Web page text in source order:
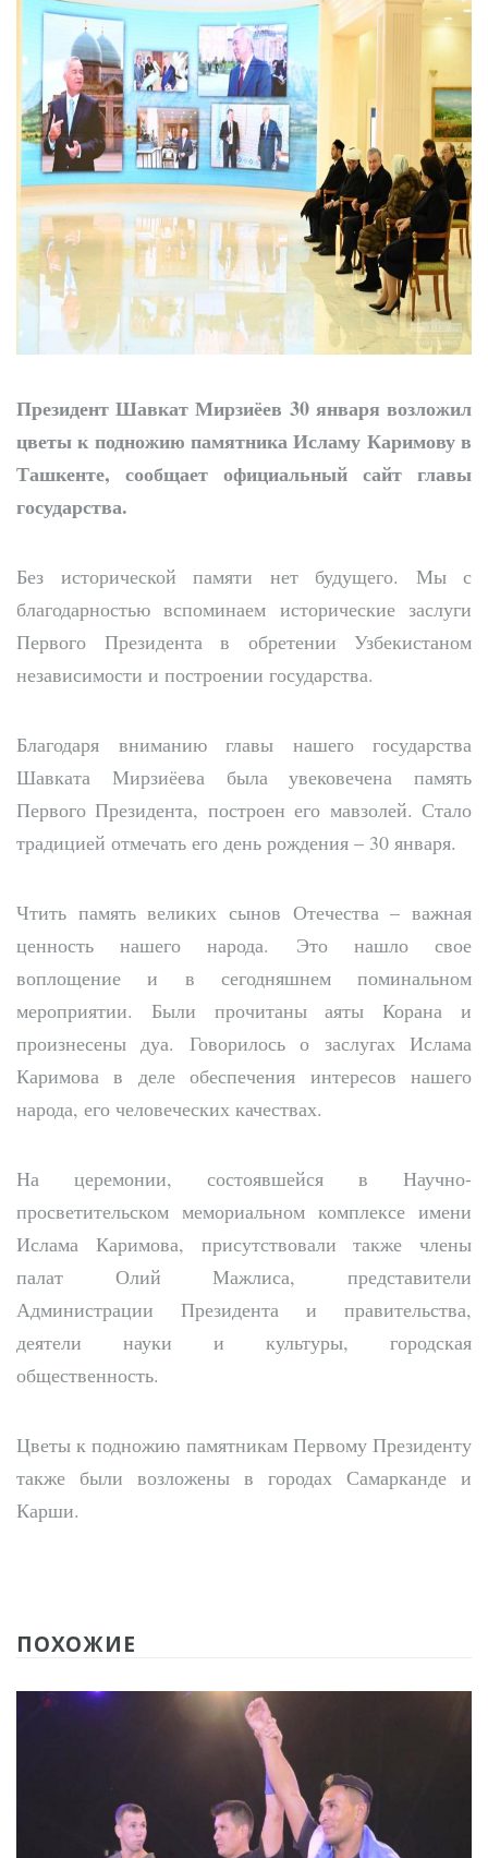
городок
Президент Шавкат Мирзиёев 30 января возложил
цветы к подножию памятника Исламу Каримову в
Ташкенте, сообщает официальный сайт главы
государства.
Без исторической памяти нет будущего. Мы с
благодарностью вспоминаем исторические заслуги
Первого Президента в обретении Узбекистаном
независимости и построении государства.
Благодаря вниманию главы нашего государства
Шавката Мирзиёева была увековечена память
Первого Президента, построен его мавзолей. Стало
традицией отмечать его день рождения – 30 января.
Чтить память великих сынов Отечества – важная
ценность нашего народа. Это нашло свое
воплощение и в сегодняшнем поминальном
мероприятии. Были прочитаны аяты Корана и
произнесены дуа. Говорилось о заслугах Ислама
Каримова в деле обеспечения интересов нашего
народа, его человеческих качествах.
На церемонии, состоявшейся в Научно-
просветительском мемориальном комплексе имени
Ислама Каримова, присутствовали также члены
палат Олий Мажлиса, представители
Администрации Президента и правительства,
деятели науки и культуры, городская
общественность.
Цветы к подножию памятникам Первому Президенту
также были возложены в городах Самарканде и
Карши.
ПОХОЖИЕ